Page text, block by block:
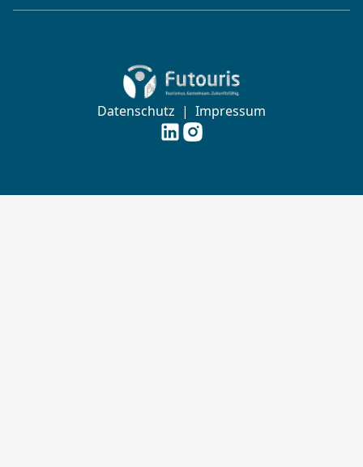
Zur Startseite von Futouris e.V.
Datenschutz | Impressum